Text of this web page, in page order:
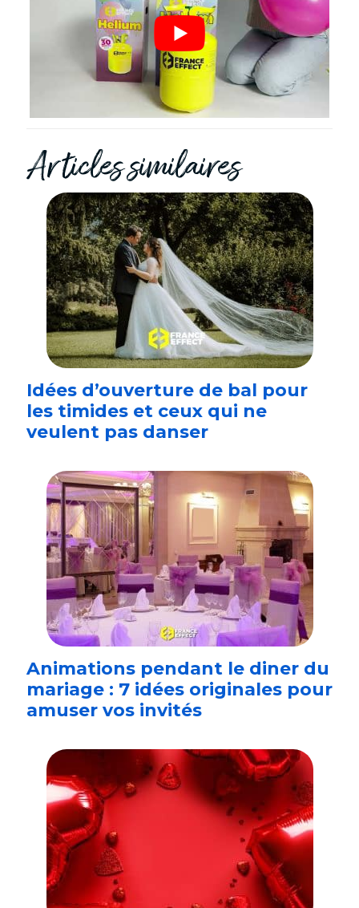
Articles similaires
Idées d’ouverture de bal pour
les timides et ceux qui ne
veulent pas danser
Animations pendant le diner du
mariage : 7 idées originales pour
amuser vos invités